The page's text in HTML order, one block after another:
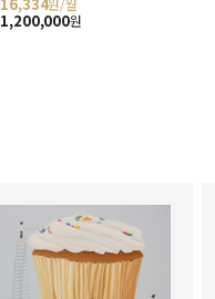
1,200,000원